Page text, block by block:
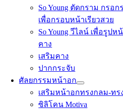
So Young ตัดกราม กรอ
เพื่อกรอบหน้าเรียวสวย
So Young วีไลน์ เพื่อรูปห
คาง
เสริมคาง
ปากกระจับ
ศัลยกรรมหน้าอก
เสริมหน้าอกทรงกลม-ทร
ซิลิโคน Motiva